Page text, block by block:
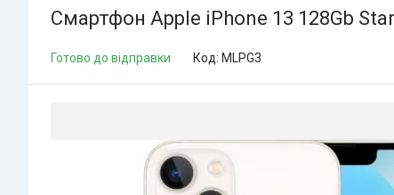
Смартфон Apple iPhone 13 128Gb
Готово до відправки Код: MLPG3